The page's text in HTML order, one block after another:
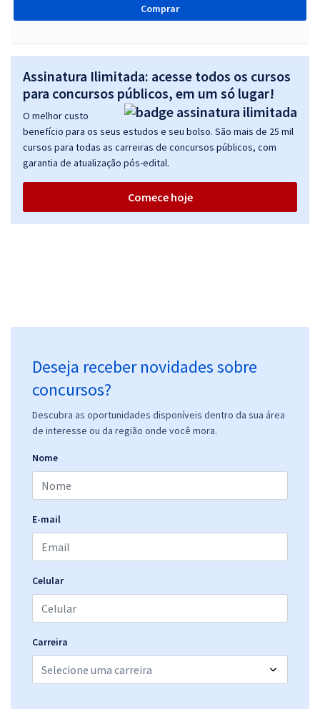
Comprar
Assinatura Ilimitada: acesse todos os cursos
para concursos públicos, em um só lugar!
O melhor custo
benefício para os seus estudos e seu bolso. São mais de 25 mil
cursos para todas as carreiras de concursos públicos, com
garantia de atualização pós-edital.
Comece hoje
Deseja receber novidades sobre
concursos?
Descubra as oportunidades disponíveis dentro da sua área
de interesse ou da região onde você mora.
Nome
E-mail
Celular
Carreira